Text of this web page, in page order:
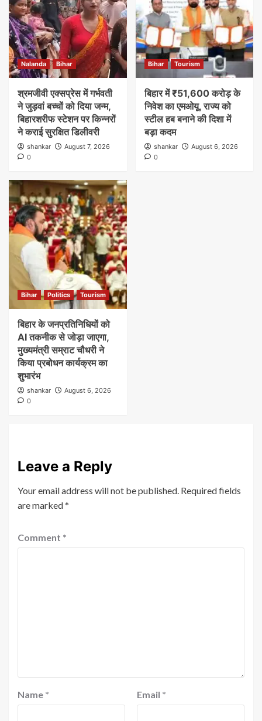
Nalanda Bihar
श्रमजीवी एक्सप्रेस में गर्भवती
ने जुड़वां बच्चों को दिया जन्म,
बिहारशरीफ स्टेशन पर किन्नरों
ने कराई सुरक्षित डिलीवरी
shankar
August 7, 2026
0
Bihar Tourism
बिहार में ₹51,600 करोड़ के
निवेश का एमओयू, राज्य को
स्टील हब बनाने की दिशा में
बड़ा कदम
shankar
August 6, 2026
0
Bihar Politics Tourism
बिहार के जनप्रतिनिधियों को
AI तकनीक से जोड़ा जाएगा,
मुख्यमंत्री सम्राट चौधरी ने
किया प्रबोधन कार्यक्रम का
शुभारंभ
shankar
August 6, 2026
0
Leave a Reply
Your email address will not be published. Required fields
are marked*
Comment *
Name * Email *